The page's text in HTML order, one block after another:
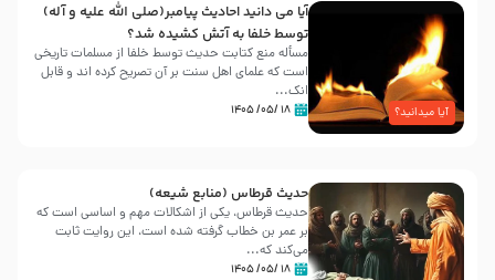
آیا میدانید؟
آیا می دانید احادیث پیامبر(صلی الله علیه و آله)
توسط خلفا به آتش کشیده شد؟
مسأله منع کتابت حدیث توسط خلفا از مسلمات تاریخی
است که علمای اهل سنت بر آن تصریح کرده اند و قابل
انک...
۱۸ /۰۵/ ۱۴۰۵
حدیث قرطاس (منابع شیعه)
حدیث قرطاس، یکی از اشکالات مهم و اساسی است که
بر عمر بن خطاب گرفته شده است، این روایت ثابت
می‌کند که...
۱۸ /۰۵/ ۱۴۰۵